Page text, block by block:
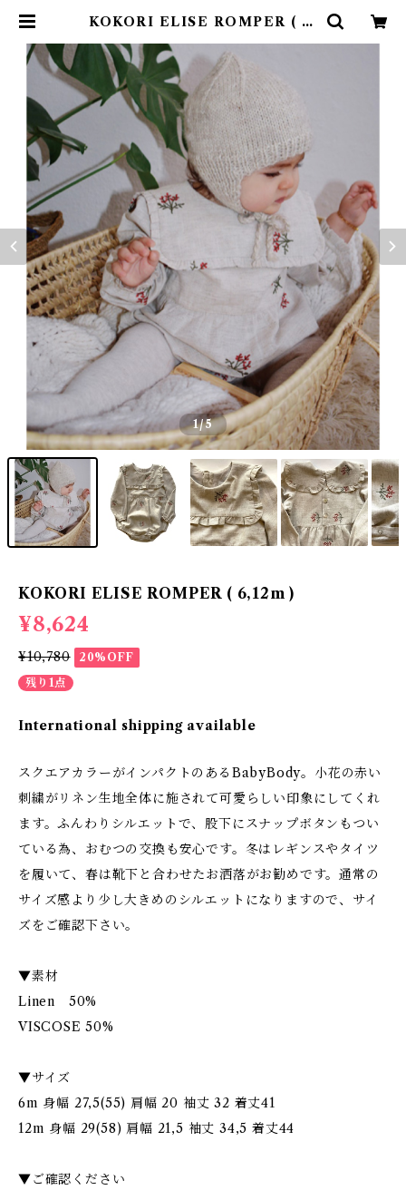
KOKORI ELISE ROMPER ( 6,
1/5
KOKORI ELISE ROMPER ( 6,12m )
¥8,624
¥10,780
20%OFF
残り1点
International shipping available
スクエアカラーがインパクトのあるBabyBody。小花の赤い
刺繍がリネン生地全体に施されて可愛らしい印象にしてくれ
ます。ふんわりシルエットで、股下にスナップボタンもつい
ている為、おむつの交換も安心です。冬はレギンスやタイツ
を履いて、春は靴下と合わせたお洒落がお勧めです。通常の
サイズ感より少し大きめのシルエットになりますので、サイ
ズをご確認下さい。
▼素材
Linen 50%
VISCOSE 50%
▼サイズ
6m 身幅 27,5(55) 肩幅 20 袖丈 32 着丈41
12m 身幅 29(58) 肩幅 21,5 袖丈 34,5 着丈44
▼ご確認ください